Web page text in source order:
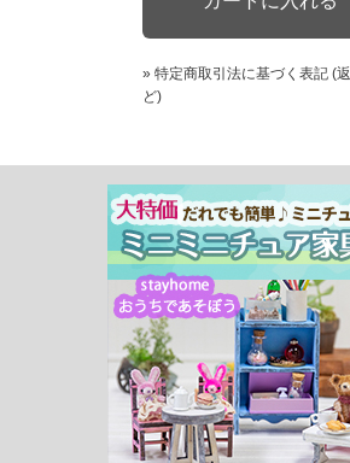
» 特定商取引法に基づく表記 (
ど)